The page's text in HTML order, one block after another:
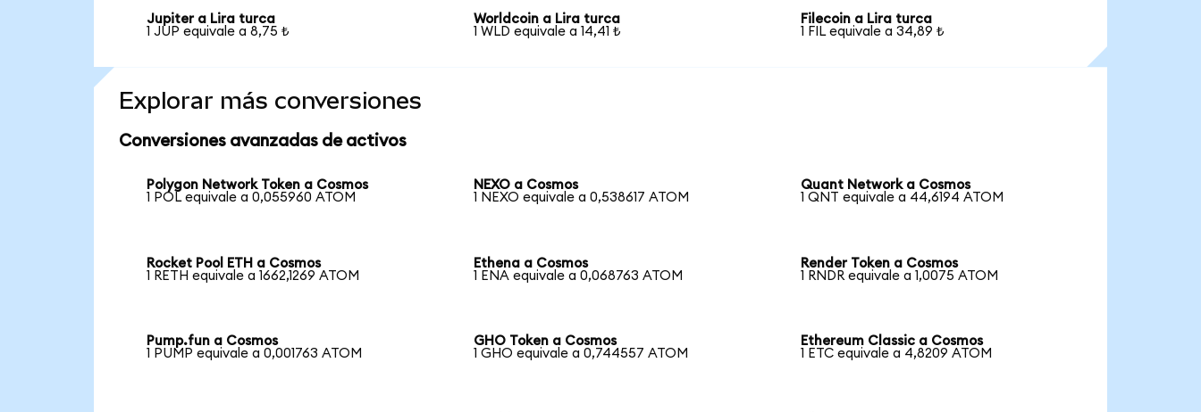
Jupiter a Lira turca
1 JUP equivale a 8,75 ₺
Worldcoin a Lira turca
1 WLD equivale a 14,41 ₺
Filecoin a Lira turca
1 FIL equivale a 34,89 ₺
Explorar más conversiones
Conversiones avanzadas de activos
Polygon Network Token a Cosmos
1 POL equivale a 0,055960 ATOM
NEXO a Cosmos
1 NEXO equivale a 0,538617 ATOM
Quant Network a Cosmos
1 QNT equivale a 44,6194 ATOM
Rocket Pool ETH a Cosmos
1 RETH equivale a 1662,1269 ATOM
Ethena a Cosmos
1 ENA equivale a 0,068763 ATOM
Render Token a Cosmos
1 RNDR equivale a 1,0075 ATOM
Pump.fun a Cosmos
1 PUMP equivale a 0,001763 ATOM
GHO Token a Cosmos
1 GHO equivale a 0,744557 ATOM
Ethereum Classic a Cosmos
1 ETC equivale a 4,8209 ATOM